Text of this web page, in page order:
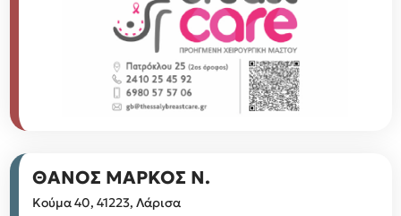
ΘΑΝΟΣ ΜΑΡΚΟΣ Ν.
Κούμα 40, 41223, Λάρισα